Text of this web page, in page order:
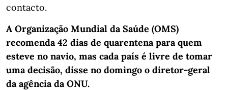
contacto.
A Organização Mundial da Saúde (OMS)
recomenda 42 dias de quarentena para quem
esteve no navio, mas cada país é livre de tomar
uma decisão, disse no domingo o diretor-geral
da agência da ONU.